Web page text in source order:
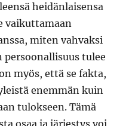
heidänlaisensa
vaikuttamaan
miten vahvaksi
tulee
myös, että se fakta,
enemmän kuin
tulokseen. Tämä